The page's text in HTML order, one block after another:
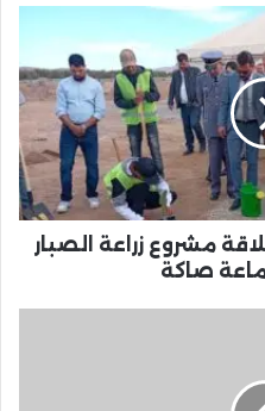
مشروع زراعة الصبار
صاكة